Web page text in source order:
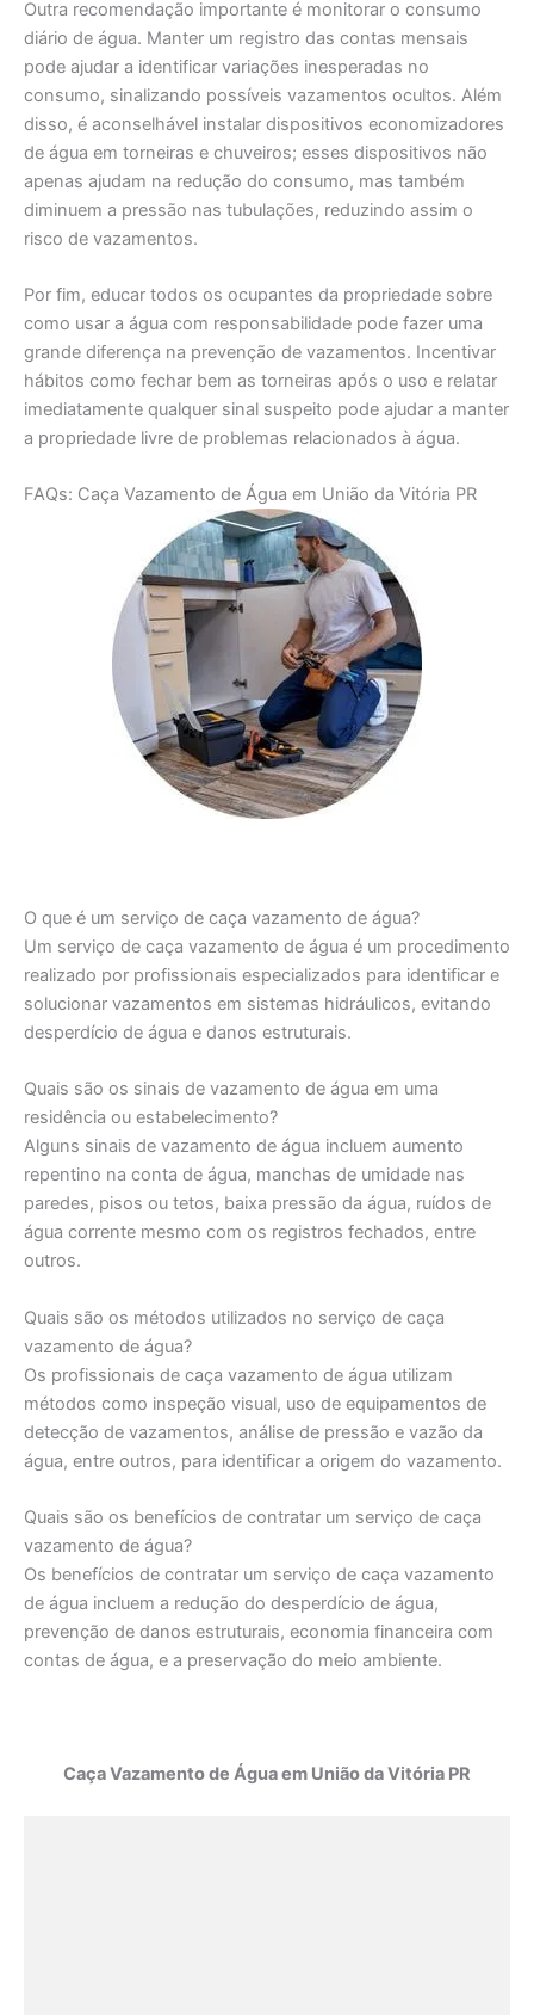
Outra recomendação importante é monitorar o consumo
diário de água. Manter um registro das contas mensais
pode ajudar a identificar variações inesperadas no
consumo, sinalizando possíveis vazamentos ocultos. Além
disso, é aconselhável instalar dispositivos economizadores
de água em torneiras e chuveiros; esses dispositivos não
apenas ajudam na redução do consumo, mas também
diminuem a pressão nas tubulações, reduzindo assim o
risco de vazamentos.
Por fim, educar todos os ocupantes da propriedade sobre
como usar a água com responsabilidade pode fazer uma
grande diferença na prevenção de vazamentos. Incentivar
hábitos como fechar bem as torneiras após o uso e relatar
imediatamente qualquer sinal suspeito pode ajudar a manter
a propriedade livre de problemas relacionados à água.
FAQs: Caça Vazamento de Água em União da Vitória PR
O que é um serviço de caça vazamento de água?
Um serviço de caça vazamento de água é um procedimento
realizado por profissionais especializados para identificar e
solucionar vazamentos em sistemas hidráulicos, evitando
desperdício de água e danos estruturais.
Quais são os sinais de vazamento de água em uma
residência ou estabelecimento?
Alguns sinais de vazamento de água incluem aumento
repentino na conta de água, manchas de umidade nas
paredes, pisos ou tetos, baixa pressão da água, ruídos de
água corrente mesmo com os registros fechados, entre
outros.
Quais são os métodos utilizados no serviço de caça
vazamento de água?
Os profissionais de caça vazamento de água utilizam
métodos como inspeção visual, uso de equipamentos de
detecção de vazamentos, análise de pressão e vazão da
água, entre outros, para identificar a origem do vazamento.
Quais são os benefícios de contratar um serviço de caça
vazamento de água?
Os benefícios de contratar um serviço de caça vazamento
de água incluem a redução do desperdício de água,
prevenção de danos estruturais, economia financeira com
contas de água, e a preservação do meio ambiente.
Caça Vazamento de Água em União da Vitória PR